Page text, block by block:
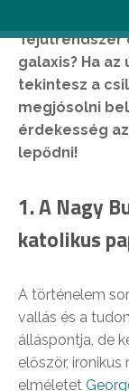
Tejútrendszer
galaxis? Ha
tekintesz a
megjósolni
érdekesség
lepődni!
1. A Nagy
katolikus
A történelem
vallás és a
álláspontja, de
először,
elméletet